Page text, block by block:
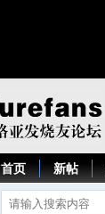
首页 新帖